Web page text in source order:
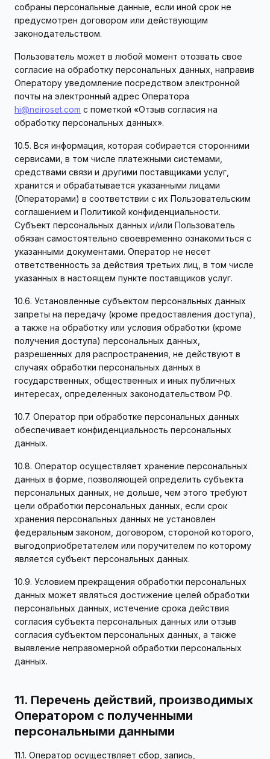
собраны персональные данные, если иной срок не
предусмотрен договором или действующим
законодательством.
Пользователь может в любой момент отозвать свое
согласие на обработку персональных данных, направив
Оператору уведомление посредством электронной
почты на электронный адрес Оператора
hi@neiroset.com с пометкой «Отзыв согласия на
обработку персональных данных».
10.5. Вся информация, которая собирается сторонними
сервисами, в том числе платежными системами,
средствами связи и другими поставщиками услуг,
хранится и обрабатывается указанными лицами
(Операторами) в соответствии с их Пользовательским
соглашением и Политикой конфиденциальности.
Субъект персональных данных и/или Пользователь
обязан самостоятельно своевременно ознакомиться с
указанными документами. Оператор не несет
ответственность за действия третьих лиц, в том числе
указанных в настоящем пункте поставщиков услуг.
10.6. Установленные субъектом персональных данных
запреты на передачу (кроме предоставления доступа),
а также на обработку или условия обработки (кроме
получения доступа) персональных данных,
разрешенных для распространения, не действуют в
случаях обработки персональных данных в
государственных, общественных и иных публичных
интересах, определенных законодательством РФ.
10.7. Оператор при обработке персональных данных
обеспечивает конфиденциальность персональных
данных.
10.8. Оператор осуществляет хранение персональных
данных в форме, позволяющей определить субъекта
персональных данных, не дольше, чем этого требуют
цели обработки персональных данных, если срок
хранения персональных данных не установлен
федеральным законом, договором, стороной которого,
выгодоприобретателем или поручителем по которому
является субъект персональных данных.
10.9. Условием прекращения обработки персональных
данных может являться достижение целей обработки
персональных данных, истечение срока действия
согласия субъекта персональных данных или отзыв
согласия субъектом персональных данных, а также
выявление неправомерной обработки персональных
данных.
11. Перечень действий, производимых
Оператором с полученными
персональными данными
11.1. Оператор осуществляет сбор, запись,